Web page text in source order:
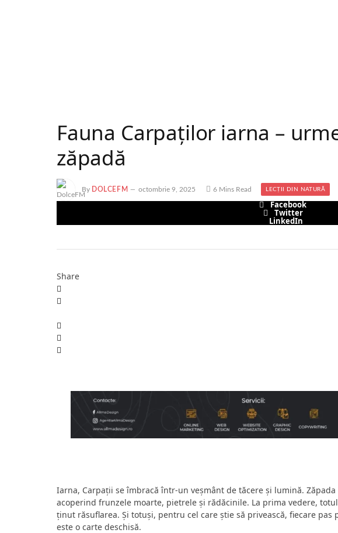
Fauna Carpaților iarna –
zăpadă
By DOLCEFM octombrie 9, 2025 6 Mins Read LECȚII DIN NATURĂ
Facebook
Twitter
LinkedIn
Share
Iarna, Carpații se îmbracă într-un veșmânt de tăcere și lumină.
acoperind frunzele moarte, pietrele și rădăcinile. La prima vedere,
ținut răsuflarea. Și totuși, pentru cel care știe să privească, fiecare pas
este o carte deschisă.